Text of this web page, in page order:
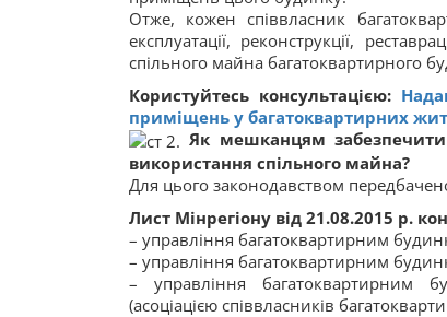
Отже, кожен співвласник
експлуатації, реконструкції,
спільного майна багатоквартирного
Користуйтесь консультацією:
приміщень у багатоквартирних
Як мешканцям забезпечити
використання спільного майна?
Для цього законодавством
Лист Мінрегіону від 21.08.2015 р.
– управління багатоквартирним
– управління багатоквартирним
– управління багатоквартирним
(асоціацією співвласників